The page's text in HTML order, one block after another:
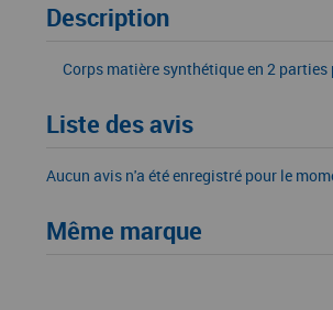
Description
Corps matière synthétique en 2
Liste des avis
Aucun avis n'a été enregistré pour le
Même marque